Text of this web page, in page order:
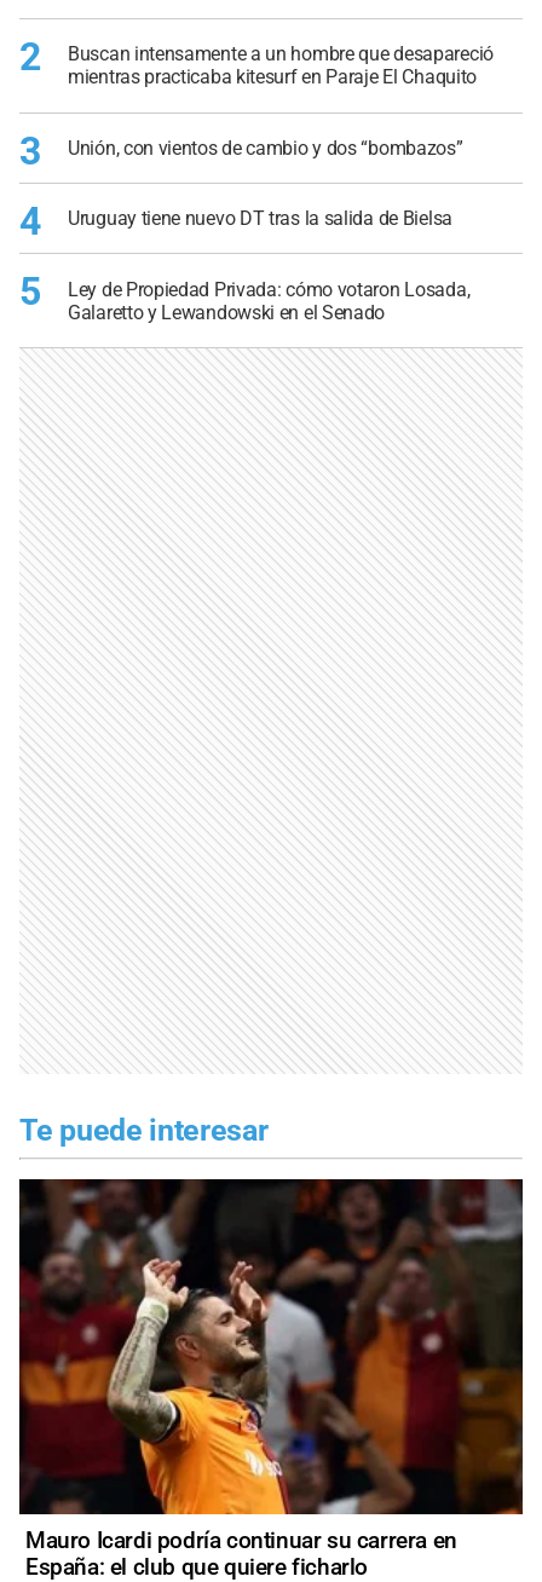
2
Buscan intensamente a un hombre que desapareció
mientras practicaba kitesurf en Paraje El Chaquito
3 Unión, con vientos de cambio y dos “bombazos”
4 Uruguay tiene nuevo DT tras la salida de Bielsa
5
Ley de Propiedad Privada: cómo votaron Losada,
Galaretto y Lewandowski en el Senado
Te puede interesar
Mauro Icardi podría continuar su carrera en
España: el club que quiere ficharlo